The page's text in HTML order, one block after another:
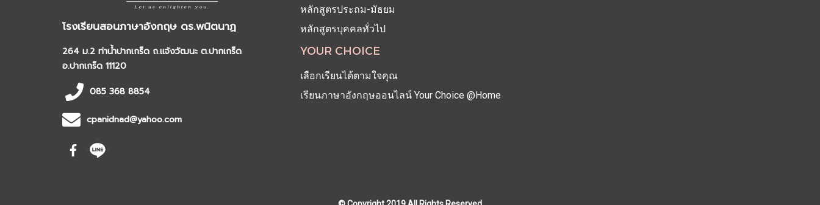
โรงเรียนสอนภาษาอังกฤษ ดร.พนิตนาฏ
264 ม.2 ท่าน้ำปากเกร็ด ถ.แจ้งวัฒนะ ต.ปากเกร็ด
อ.ปากเกร็ด 11120
085 368 8854
cpanidnad@yahoo.com
หลักสูตรประถม-มัธยม
หลักสูตรบุคคลทั่วไป
YOUR CHOICE
เลือกเรียนได้ตามใจคุณ
เรียนภาษาอังกฤษออนไลน์ Your Choice @Home